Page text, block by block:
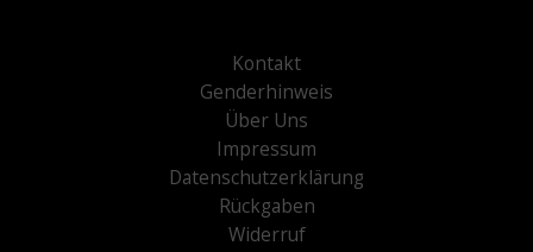
Kontakt
Genderhinweis
Über Uns
Impressum
Datenschutzerklärung
Rückgaben
Widerruf